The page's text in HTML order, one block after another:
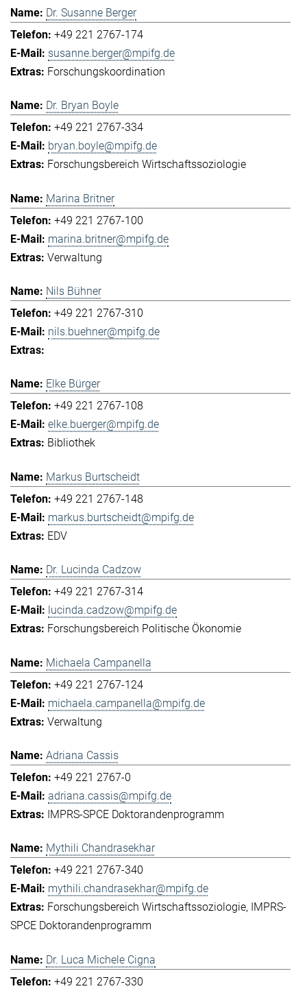
Dr. Susanne Berger
+49 221 2767-174
susanne.berger@mpifg.de
Forschungskoordination
Dr. Bryan Boyle
+49 221 2767-334
bryan.boyle@mpifg.de
Forschungsbereich Wirtschaftssoziologie
Marina Britner
+49 221 2767-100
marina.britner@mpifg.de
Verwaltung
Nils Bühner
+49 221 2767-310
nils.buehner@mpifg.de
Elke Bürger
+49 221 2767-108
elke.buerger@mpifg.de
Bibliothek
Markus Burtscheidt
+49 221 2767-148
markus.burtscheidt@mpifg.de
EDV
Dr. Lucinda Cadzow
+49 221 2767-314
lucinda.cadzow@mpifg.de
Forschungsbereich Politische Ökonomie
Michaela Campanella
+49 221 2767-124
michaela.campanella@mpifg.de
Verwaltung
Adriana Cassis
+49 221 2767-0
adriana.cassis@mpifg.de
IMPRS-SPCE Doktorandenprogramm
Mythili Chandrasekhar
+49 221 2767-340
mythili.chandrasekhar@mpifg.de
Forschungsbereich Wirtschaftssoziologie
IMPRS-
SPCE Doktorandenprogramm
Dr. Luca Michele Cigna
+49 221 2767-330